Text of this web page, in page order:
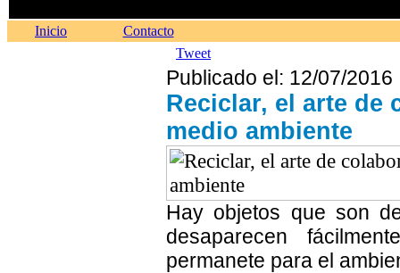
Inicio
Contacto
Tweet
Publicado el: 12/07/2016
Reciclar, el arte de
medio ambiente
Hay objetos que son
desaparecen
permanete para el